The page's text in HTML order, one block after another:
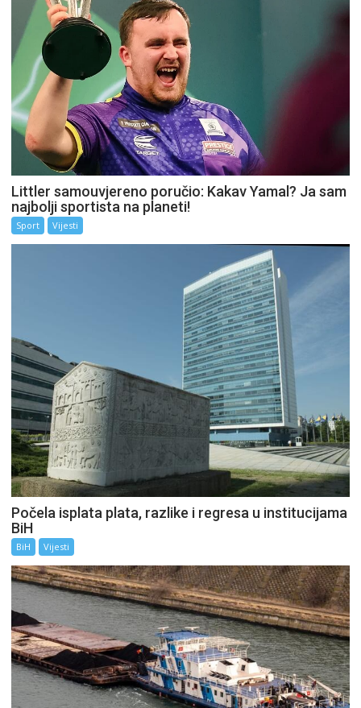
Littler samouvjereno poručio: Kakav Yamal? Ja sam
najbolji sportista na planeti!
Sport Vijesti
Počela isplata plata, razlike i regresa u institucijama
BiH
BiH Vijesti